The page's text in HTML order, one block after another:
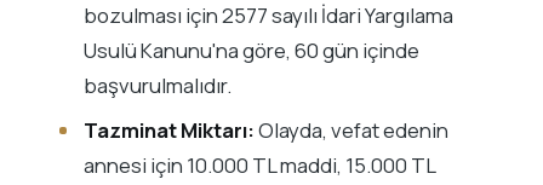
bozulması için 2577 sayılı İdari Yargılama
Usulü Kanunu'na göre, 60 gün içinde
başvurulmalıdır.
Tazminat Miktarı:Olayda, vefat edenin
annesi için 10.000 TL maddi, 15.000 TL